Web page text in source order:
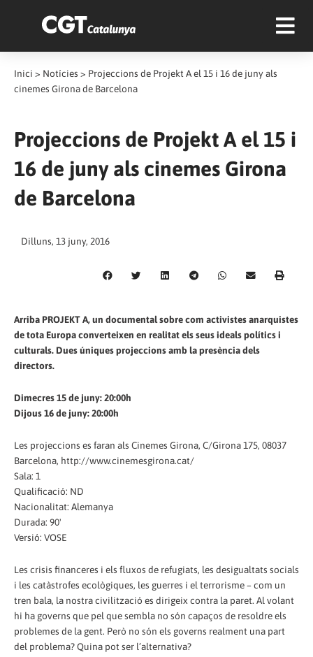
Inici > Notícies > Projeccions de Projekt A el 15 i 16 de juny als
cinemes Girona de Barcelona
Projeccions de Projekt A el 15 i
16 de juny als cinemes Girona
de Barcelona
Dilluns, 13 juny, 2016
Arriba PROJEKT A, un documental sobre com activistes anarquistes
de tota Europa converteixen en realitat els seus ideals polítics i
culturals. Dues úniques projeccions amb la presència dels
directors.
Dimecres 15 de juny: 20:00h
Dijous 16 de juny: 20:00h
Les projeccions es faran als Cinemes Girona, C/Girona 175, 08037
Barcelona, http://www.cinemesgirona.cat/
Sala: 1
Qualificació: ND
Nacionalitat: Alemanya
Durada: 90'
Versió: VOSE
Les crisis financeres i els fluxos de refugiats, les desigualtats socials
i les catàstrofes ecològiques, les guerres i el terrorisme – com un
tren bala, la nostra civilització es dirigeix ​​contra la paret. Al volant
hi ha governs que pel que sembla no són capaços de resoldre els
problemes de la gent. Però no són els governs realment una part
del problema? Quina pot ser l’alternativa?